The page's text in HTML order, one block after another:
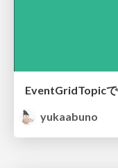
yukaabuno